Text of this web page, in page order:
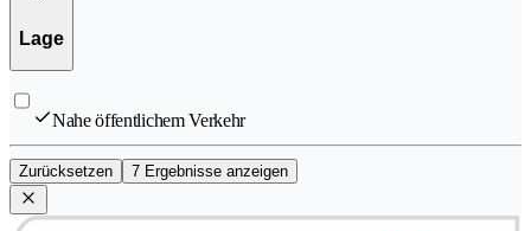
Lage
Nahe öffentlichem Verkehr
Zurücksetzen 7 Ergebnisse anzeigen